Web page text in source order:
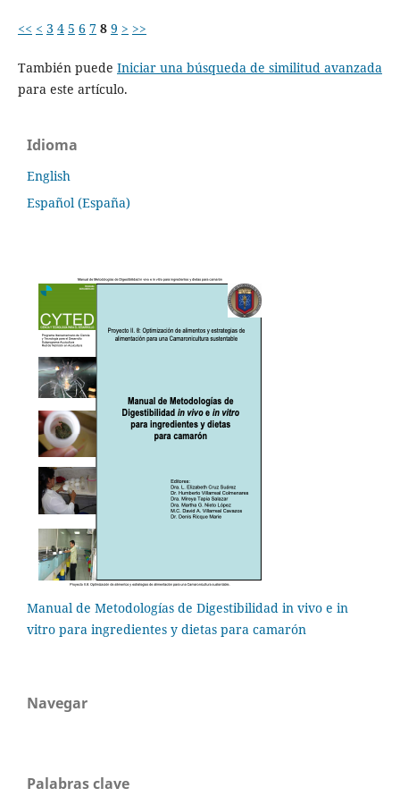
<< < 3 4 5 6 7 8 9 > >>
También puede Iniciar una búsqueda de similitud avanzada
para este artículo.
Idioma
English
Español (España)
Manual de Metodologías de Digestibilidad in vivo e in
vitro para ingredientes y dietas para camarón
Navegar
Palabras clave